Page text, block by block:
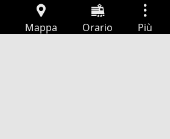
Mappa Orario Più